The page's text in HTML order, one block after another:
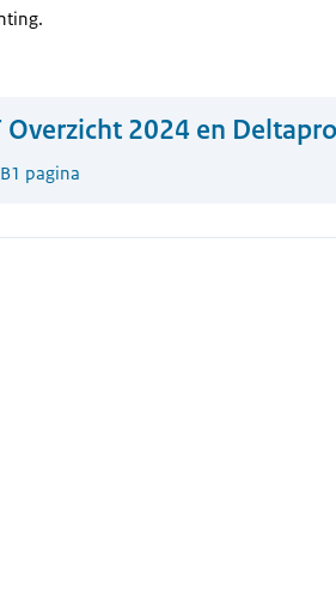
2024 en
1 pagina